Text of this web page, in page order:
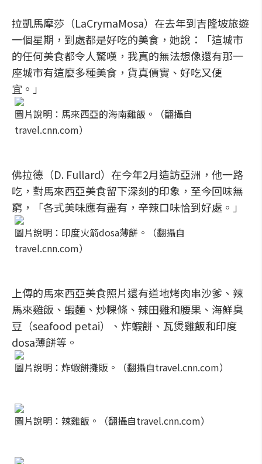
拉凱馬摩莎（LaCrymaMosa）在去年到吉隆坡旅遊
一個星期，到處都是好吃的美食，她說：「這城市
的任何美食都令人驚嘆，我真的無法想像還有那一
座城市有這麼多種美食，貨真價實、好吃又便
宜。」
圖片說明：馬來西亞的海南雞飯。（翻攝自
travel.cnn.com）
佛拉德（D. Fullard）在今年2月造訪亞洲，他一路
吃，對馬來西亞美食留下深刻的印象，至今回味無
窮，「各式美味應有盡有，辛辣口味恰到好處。」
圖片說明：印度火箭dosa薄餅。（翻攝自
travel.cnn.com）
上傳的馬來西亞美食照片還有道地烤肉串沙爹、辣
馬來雞飯、蝦麵、炒粿條、辣田雞和腰果、海鮮臭
豆（seafood petai）、炸蝦餅、瓦煲雞飯和印度
dosa薄餅等。
圖片說明：炸蝦餅攤販。（翻攝自travel.cnn.com）
圖片說明：辣雞飯。（翻攝自travel.cnn.com）